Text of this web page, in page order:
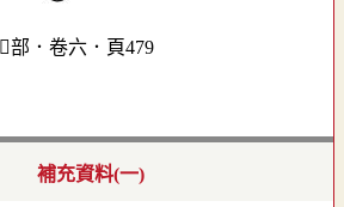
部．卷六．頁479
補充資料(一)